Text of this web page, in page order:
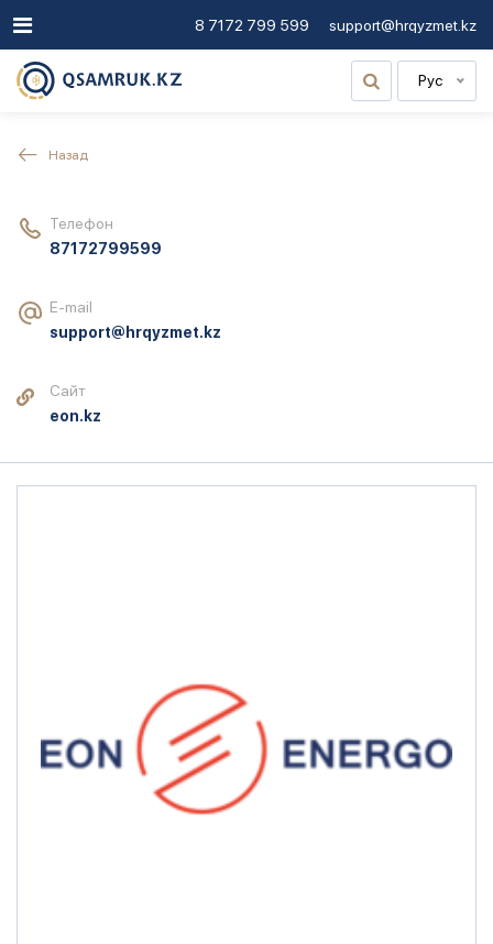
8 7172 799 599 support@hrqyzmet.kz
Рус
Назад
Телефон
87172799599
E-mail
support@hrqyzmet.kz
Сайт
eon.kz